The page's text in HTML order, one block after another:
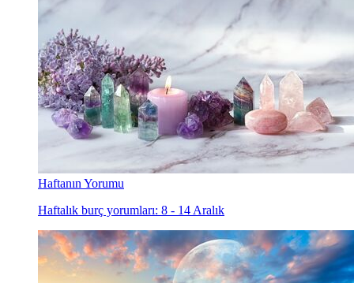
Haftanın Yorumu
Haftalık burç yorumları: 8 - 14 Aralık